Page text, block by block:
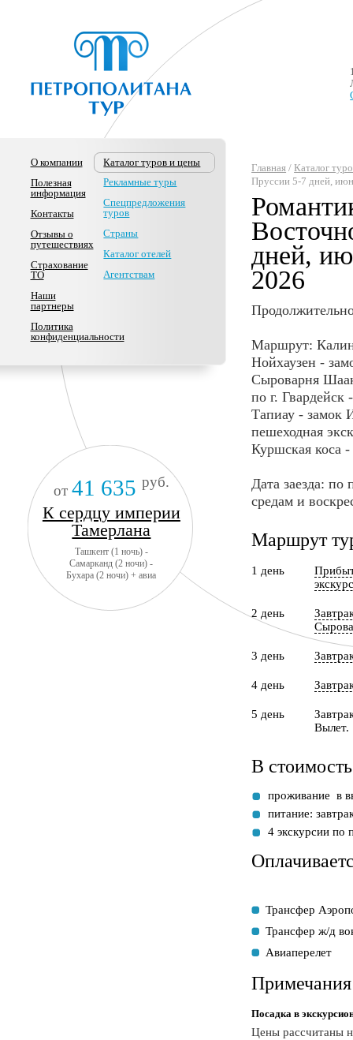
О компании
Полезная
информация
Контакты
Отзывы о
путешествиях
Страхование
ТО
Наши
партнеры
Политика
конфиденциальности
Каталог туров и цены
Рекламные туры
Спецпредложения
туров
Страны
Каталог отелей
Агентствам
от 41 635 руб.
К сердцу империи
Тамерлана
Ташкент (1 ночь) -
Самарканд (2 ночи) -
Бухара (2 ночи) + авиа
Главная /Каталог
Пруссии 5-7 дней,
дней,
2026
Маршрут:
Нойхаузен -
Сыроварня
по г. Гвардейск
Тапиау - замок
пешеходная
Куршская коса -
Дата заезда: по
средам и
Маршрут
1 день
2 день
3 день
4 день
5 день
Вылет.
В
проживание в
питание:
4 экскурсии по
Трансфер
Трансфер ж/д
Авиаперелет
Примечания
Посадка в
Цены рассчитаны